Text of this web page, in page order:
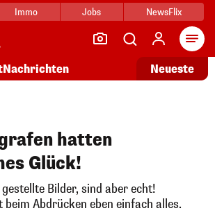
Immo Jobs NewsFlix
Nachrichten Neueste
hatten
Glück!
Bilder, sind aber echt!
Abdrücken eben einfach alles.